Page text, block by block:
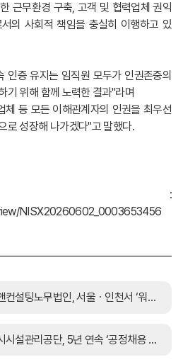
근무환경 구축, 고객 및 협력업체 권익
의 사회적 책임을 충실히 이행하고 있
인증 유지는 임직원 모두가 인권존중의
기 위해 함께 노력한 결과"라며
체 등 모든 이해관계자의 인권을 최우선
로 성장해 나가겠다"고 말했다.
출처 :
NISX20260602_0003653456
[워라밸] 다현로앤컨설팅노무법인, 서울ㆍ인천서 ‘워라밸+4.5 프로젝트’ 설명회 성료
[공정채용] 경주시시설관리공단, 5년 연속 ‘공정채용 우수기관 인증’ 획득